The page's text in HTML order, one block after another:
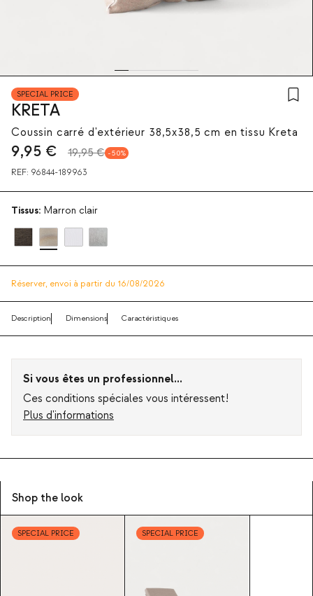
SPECIAL PRICE
KRETA
Coussin carré d'extérieur 38,5x38,5 cm en tissu Kreta
9,95 € 19,95 € 50
REF: 96844-189963
Tissus: Marron clair
Réserver, envoi à partir du 16/08/2026
Description Dimensions Caractéristiques
Si vous êtes un professionnel...
Ces conditions spéciales vous intéressent!
Plus d'informations
Shop the look
SPECIAL PRICE SPECIAL PRICE